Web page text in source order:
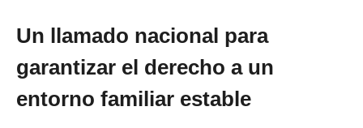
Un llamado nacional para
garantizar el derecho a un
entorno familiar estable